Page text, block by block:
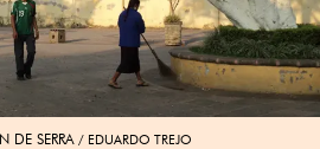
DE SERRA EDUARDO TREJO